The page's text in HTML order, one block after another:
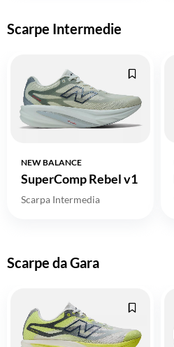
Scarpe Intermedie
NEW BALANCE
SuperComp Rebel v1
Scarpa Intermedia
Scarpe da Gara